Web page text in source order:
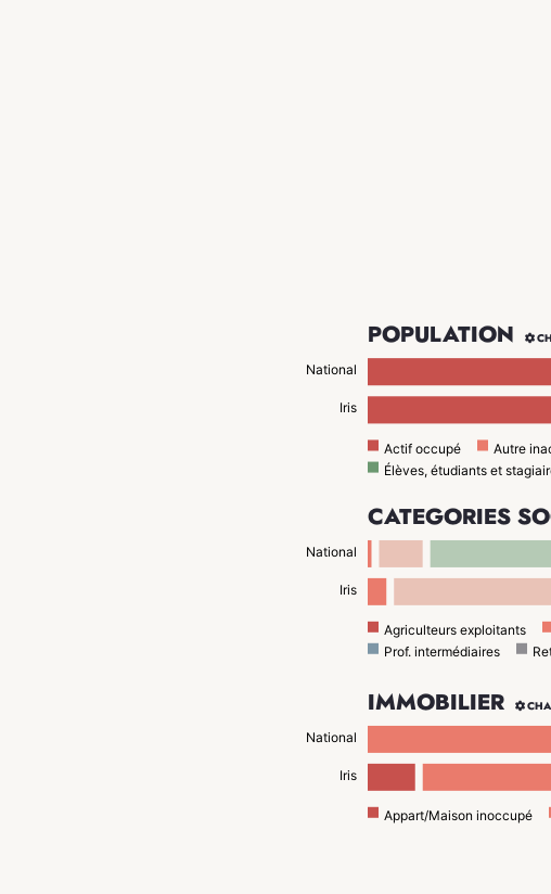
POPULATION 
National
Iris
Actif occupé Autre
Élèves, étudiants et
CATÉGORIES
National
Iris
Agriculteurs exploitants
Prof. intermédiaires
IMMOBILIER 
National
Iris
Appart/Maison inoccupé